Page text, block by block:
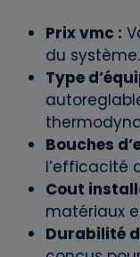
Prix vmc :
du système.
Type
Bouches
l’efficacité
Cout
matériaux
Durabilité